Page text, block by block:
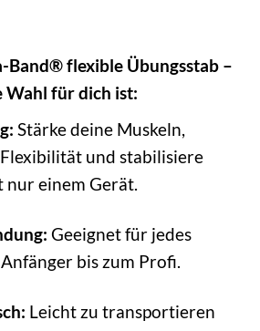
Band® flexible Übungsstab –
für dich ist:
Stärke deine Muskeln,
und stabilisiere
nur einem Gerät.
Geeignet für jedes
bis zum Profi.
Leicht zu transportieren